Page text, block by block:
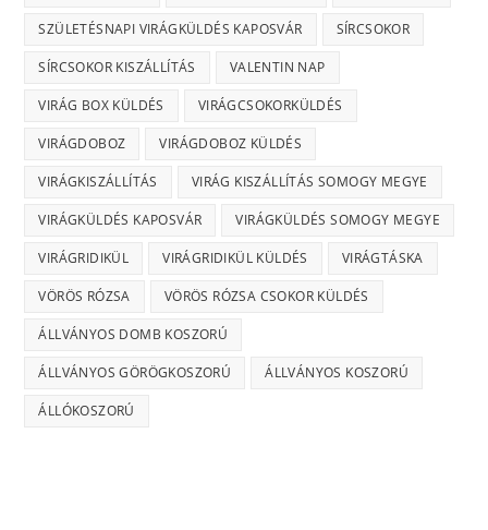
SZÜLETÉSNAPI VIRÁGKÜLDÉS KAPOSVÁR SÍRCSOKOR
SÍRCSOKOR KISZÁLLÍTÁS VALENTIN NAP
VIRÁG BOX KÜLDÉS VIRÁGCSOKORKÜLDÉS
VIRÁGDOBOZ VIRÁGDOBOZ KÜLDÉS
VIRÁGKISZÁLLÍTÁS VIRÁG KISZÁLLÍTÁS SOMOGY MEGYE
VIRÁGKÜLDÉS KAPOSVÁR VIRÁGKÜLDÉS SOMOGY MEGYE
VIRÁGRIDIKÜL VIRÁGRIDIKÜL KÜLDÉS VIRÁGTÁSKA
VÖRÖS RÓZSA VÖRÖS RÓZSA CSOKOR KÜLDÉS
ÁLLVÁNYOS DOMB KOSZORÚ
ÁLLVÁNYOS GÖRÖGKOSZORÚ ÁLLVÁNYOS KOSZORÚ
ÁLLÓKOSZORÚ